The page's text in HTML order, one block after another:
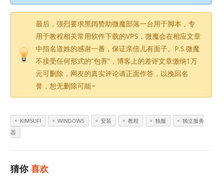
最后，强烈要求黑阔赞助微魔部落一台用于脚本，专
用于教程相关常用软件下载的VPS，微魔会在相应文章
中指名道姓的感谢一番，保证亲倍儿有面子。P.S.微魔
不接受任何形式的“包养”，博客上的差评文章缴纳1万
元可删除，网友的真实评论请正面作答，以挽回名
誉，恕无删除可能~
KIMSUFI WINDOWS 安装 教程 独服
独立服务
器
猜你喜欢